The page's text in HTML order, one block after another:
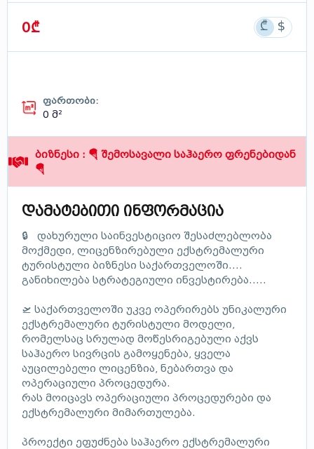
0₾
ფართობი:
0 მ²
ბიზნესი : 🪂 შემოსავალი საჰაერო ფრენებიდან
🪂
დამატებითი ინფორმაცია
🔒 დახურული საინვესტიციო შესაძლებლობა
მოქმედი, ლიცენზირებული ექსტრემალური
ტურისტული ბიზნესი საქართველოში....
განიხილება სტრატეგიული ინვესტირება.....
🛫 საქართველოში უკვე ოპერირებს უნიკალური
ექსტრემალური ტურისტული მოდელი,
რომელსაც სრულად მოწესრიგებული აქვს
საჰაერო სივრცის გამოყენება, ყველა
აუცილებელი ლიცენზია, ნებართვა და
ოპერაციული პროცედურა.
რას მოიცავს ოპერაციული პროცედურები და
ექსტრემალური მიმართულება.
პროექტი ეფუძნება საჰაერო ექსტრემალური